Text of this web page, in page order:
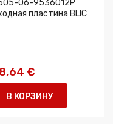
06-9536012P
пластина BLIC
€
В КОРЗИНУ